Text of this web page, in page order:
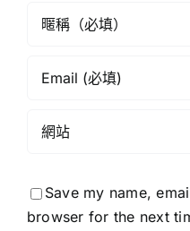
Save my name,
browser for the next